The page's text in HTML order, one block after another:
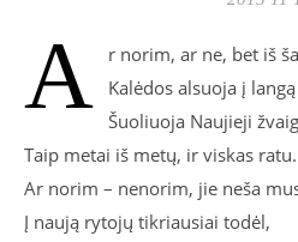
A
r norim, ar ne, bet iš
Kalėdos alsuoja į
Šuoliuoja Naujieji
Taip metai iš metų, ir viskas ratu.
Ar norim – nenorim, jie neša
Į naują rytojų tikriausiai todėl,